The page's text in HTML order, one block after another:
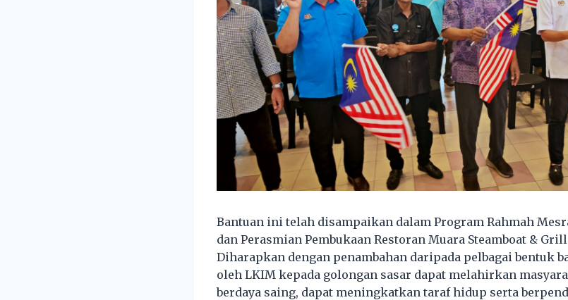
Bantuan ini telah disampaikan dalam Program Rahmah
dan Perasmian Pembukaan Restoran Muara Steamboat &
Diharapkan dengan penambahan daripada pelbagai bentuk
oleh LKIM kepada golongan sasar dapat melahirkan
berdaya saing, dapat meningkatkan taraf hidup serta